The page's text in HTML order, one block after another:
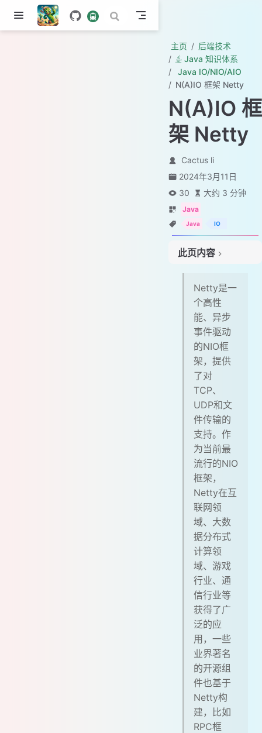
主页
后端技术
Java 知识体系
Java IO/NIO/AIO
N(A)IO 框架 Netty
N(A)IO 框
架 Netty
Cactus li
2024年3月11日
30
大约 3 分钟
Java
Java IO
此页内容
# NIO框架
# 优点
# 例子
# 参考文章
Netty是一
个高性
能、异步
事件驱动
的NIO框
架，提供
了对
TCP、
UDP和文
件传输的
支持。作
为当前最
流行的NIO
框架，
Netty在互
联网领
域、大数
据分布式
计算领
域、游戏
行业、通
信行业等
获得了广
泛的应
用，一些
业界著名
的开源组
件也基于
Netty构
建，比如
RPC框